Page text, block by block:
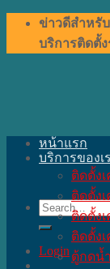
Skip
content
ข่าวดีสำหรั
บริการติดตั้
Search
for:
Login
หน้าแรก
บริการของเ
ติดตั้ง
ติดตั้ง
ติดตั้ง
ติดตั้ง
ตู้กดน้